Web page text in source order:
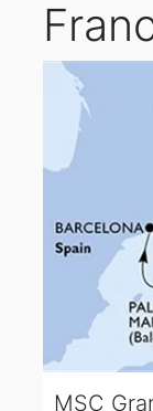
MSC